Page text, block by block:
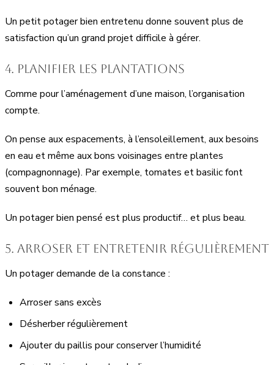
Un petit potager bien entretenu donne souvent plus de
satisfaction qu’un grand projet difficile à gérer.
4. Planifier les plantations
Comme pour l’aménagement d’une maison, l’organisation
compte.
On pense aux espacements, à l’ensoleillement, aux besoins
en eau et même aux bons voisinages entre plantes
(compagnonnage). Par exemple, tomates et basilic font
souvent bon ménage.
Un potager bien pensé est plus productif… et plus beau.
5. Arroser et entretenir régulièrement
Un potager demande de la constance :
Arroser sans excès
Désherber régulièrement
Ajouter du paillis pour conserver l’humidité